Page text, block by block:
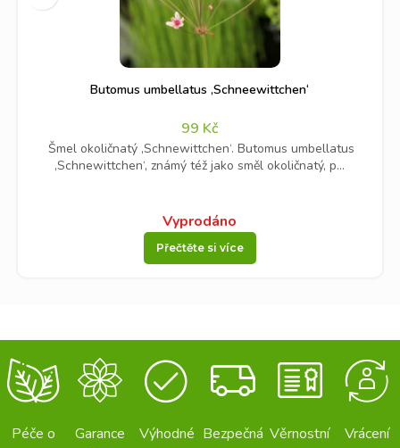
Butomus umbellatus ‚Schneewittchen‘
99 Kč
Šmel okoličnatý ‚Schnewittchen‘. Butomus umbellatus
‚Schnewittchen‘, známý též jako směl okoličnatý, p...
Vyprodáno
Přečtěte si více
Péče o
Garance
Výhodné Bezpečná Věrnostní
Vrácení